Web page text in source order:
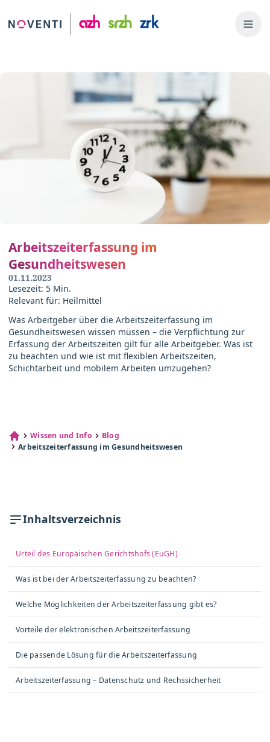
Arbeitszeiterfassung im
Gesundheitswesen
01.11.2023
Lesezeit: 5 Min.
Relevant für: Heilmittel
Was Arbeitgeber über die Arbeitszeiterfassung im
Gesundheitswesen wissen müssen – die Verpflichtung zur
Erfassung der Arbeitszeiten gilt für alle Arbeitgeber. Was ist
zu beachten und wie ist mit flexiblen Arbeitszeiten,
Schichtarbeit und mobilem Arbeiten umzugehen?
Wissen und Info
Blog
Arbeitszeiterfassung im Gesundheitswesen
Inhaltsverzeichnis
Urteil des Europäischen Gerichtshofs (EuGH)
Was ist bei der Arbeitszeiterfassung zu beachten?
Welche Möglichkeiten der Arbeitszeiterfassung gibt es?
Vorteile der elektronischen Arbeitszeiterfassung
Die passende Lösung für die Arbeitszeiterfassung
Arbeitszeiterfassung – Datenschutz und Rechssicherheit